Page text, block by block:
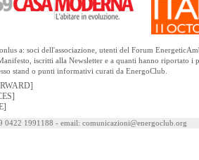
a: soci dell'associazione, utenti del Forum
iscritti alla Newsletter e a quanti hanno riportato i
stand o punti informativi curati da EnergoClub.
1991188 - email: comunicazioni@energoclub.org